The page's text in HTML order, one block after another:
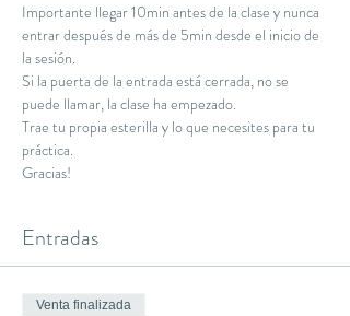
Importante llegar 10min antes de la clase y nunca
entrar después de más de 5min desde el inicio de
la sesión.
Si la puerta de la entrada está cerrada, no se
puede llamar, la clase ha empezado.
Trae tu propia esterilla y lo que necesites para tu
práctica.
Gracias!
Entradas
Venta finalizada